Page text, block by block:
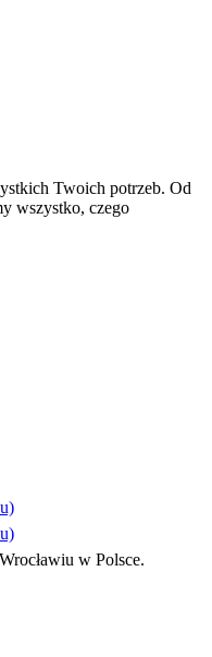
Twoich potrzeb. Od
wszystko, czego
w Polsce.